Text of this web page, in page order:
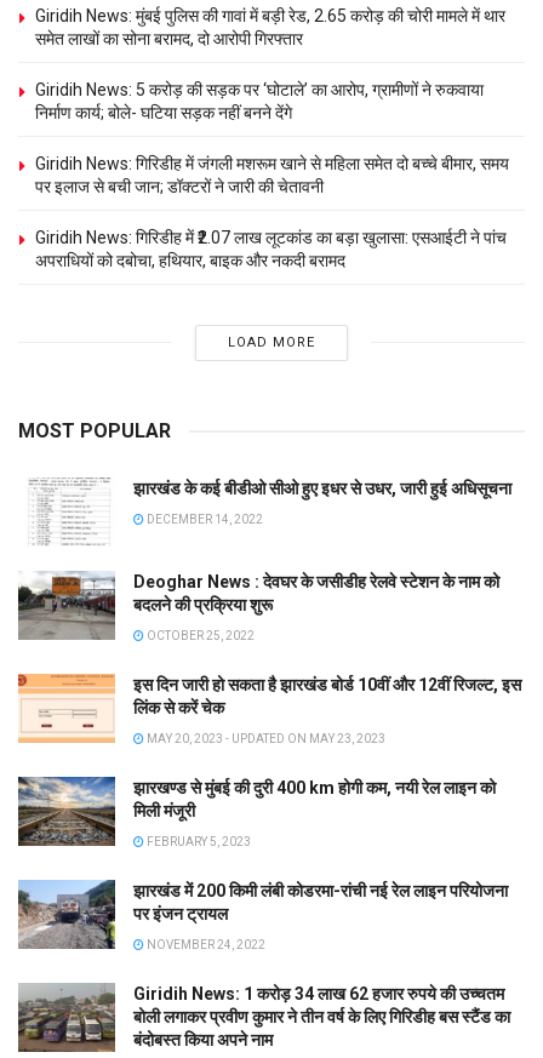
Giridih News: मुंबई पुलिस की गावां में बड़ी रेड, 2.65 करोड़ की चोरी मामले में थार
समेत लाखों का सोना बरामद, दो आरोपी गिरफ्तार
Giridih News: 5 करोड़ की सड़क पर ‘घोटाले’ का आरोप, ग्रामीणों ने रुकवाया
निर्माण कार्य; बोले- घटिया सड़क नहीं बनने देंगे
Giridih News: गिरिडीह में जंगली मशरूम खाने से महिला समेत दो बच्चे बीमार, समय
पर इलाज से बची जान; डॉक्टरों ने जारी की चेतावनी
Giridih News: गिरिडीह में ₹2.07 लाख लूटकांड का बड़ा खुलासा: एसआईटी ने पांच
अपराधियों को दबोचा, हथियार, बाइक और नकदी बरामद
LOAD MORE
MOST POPULAR
झारखंड के कई बीडीओ सीओ हुए इधर से उधर, जारी हुई अधिसूचना
DECEMBER 14, 2022
Deoghar News : देवघर के जसीडीह रेलवे स्टेशन के नाम को
बदलने की प्रक्रिया शुरू
OCTOBER 25, 2022
इस दिन जारी हो सकता है झारखंड बोर्ड 10वीं और 12वीं रिजल्ट, इस
लिंक से करें चेक
MAY 20, 2023 - UPDATED ON MAY 23, 2023
झारखण्ड से मुंबई की दुरी 400 km होगी कम, नयी रेल लाइन को
मिली मंजूरी
FEBRUARY 5, 2023
झारखंड में 200 किमी लंबी कोडरमा-रांची नई रेल लाइन परियोजना
पर इंजन ट्रायल
NOVEMBER 24, 2022
Giridih News: 1 करोड़ 34 लाख 62 हजार रुपये की उच्चतम
बोली लगाकर प्रवीण कुमार ने तीन वर्ष के लिए गिरिडीह बस स्टैंड का
बंदोबस्त किया अपने नाम